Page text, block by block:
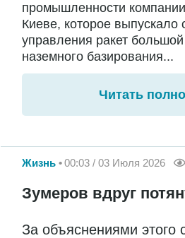
промышленности
Киеве, которое выпускало
управления ракет
наземного базирования...
Читать
Жизнь 00:03 / 03 Июля 2026
Зумеров вдруг
За объяснениями этого